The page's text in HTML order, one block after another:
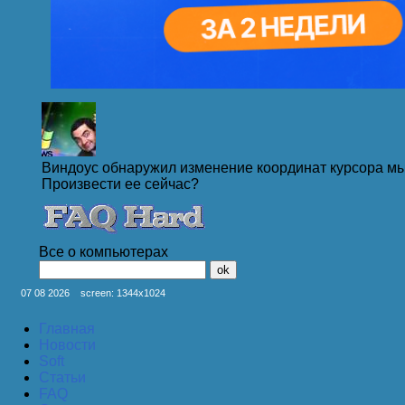
Виндоус обнаружил изменение координат курсора
Произвести ее сейчас?
У меня мышь в коме.
Boт уже много лет мы делаем вас чуточку
Все о компьютерах
07 08 2026 screen: 1344x1024
Главная
Новости
Soft
Статьи
FAQ